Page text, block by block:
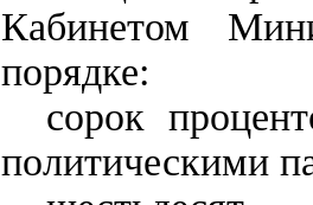
Кабинетом
порядке:
сорок
политическими